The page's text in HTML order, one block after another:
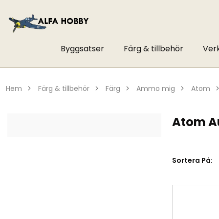
Byggsatser Färg & tillbehör
hem färg & tillbehör färg ammo mig atom
Atom
Sortera På: